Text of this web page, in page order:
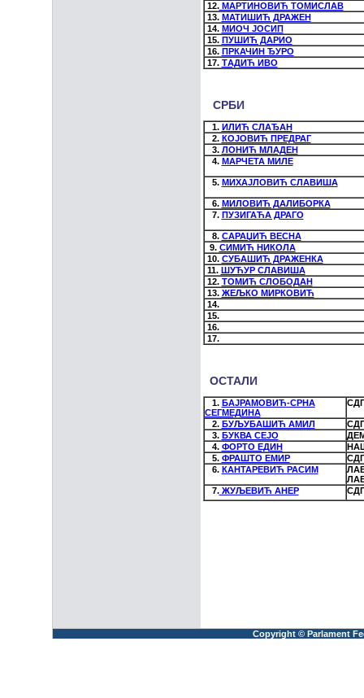
12.МАРТИНОВИЋ ТОМИСЛАВ
13. МАТИШИЋ ДРАЖЕН
14. МИОЧ ЈОСИП
15. ПУШИЋ ДАРИО
16. ПРКАЧИН ЂУРО
17. ТAДИЋ ИВО
СРБИ
1. ИЛИЋ СЛАЂАН
2. КОЈОВИЋ ПРЕДРАГ
3. ЛОНИЋ МЛАДЕН
4. МАРЧЕТА МИЛЕ
5. МИХАЈЛОВИЋ СЛАВИША
6. МИЛОВИЋ ДАЛИБОРКА
7. ПУЗИГАЋА ДРАГО
8. САРАЏИЋ ВЕСНА
9. СИМИЋ НИКОЛА
10. СУБАШИЋ ДРАЖЕНКА
11. ШУЋУР СЛАВИША
12. ТОМИЋ СЛОБОДАН
13. ЖЕЉКО МИРКОВИЋ
14.
15.
16.
17.
1. БАЈРАМОВИЋ-СРНА
СЕГМЕДИНА
2. БУЉУБАШИЋ АМИЛ
3. БУКВА СЕЈО
4. ФОРТО ЕДИН
5. ФРАШТО ЕМИР
6. КАНТАРЕВИЋ РАСИМ
7.ЖУЉЕВИЋ АНЕР
Copyright © Parlament